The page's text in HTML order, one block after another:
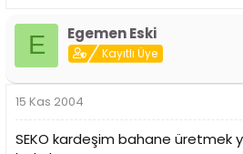
E Egemen Eski
Kayıtlı Üye
15 Kas 2004
SEKO kardeşim bahane üretmek